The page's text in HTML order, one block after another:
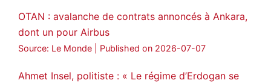
OTAN : avalanche de contrats annoncés à Ankara,
dont un pour Airbus
Source: Le Monde Published on 2026-07-07
Ahmet Insel, politiste : « Le régime d’Erdogan se